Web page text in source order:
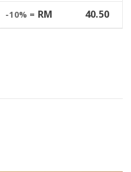
-10% = RM 40.50